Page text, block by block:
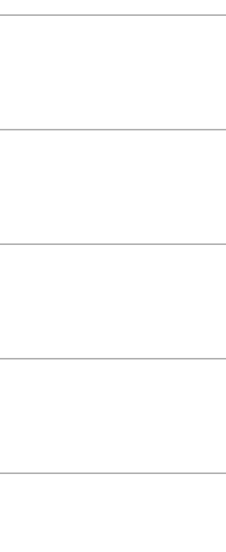
FENÊTRE)
FENÊTRE)
FENÊTRE)
FENÊTRE)